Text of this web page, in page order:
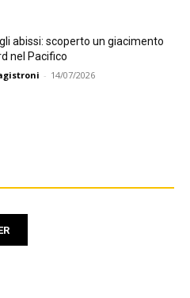
abissi: scoperto un giacimento
nel Pacifico
- 14/07/2026